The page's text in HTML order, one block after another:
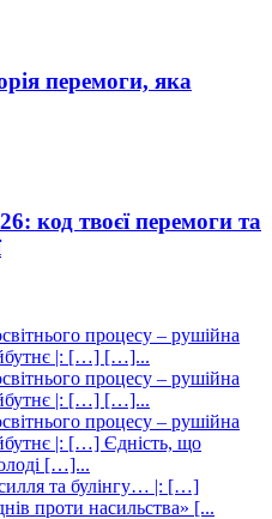
перемоги, яка
код твоєї перемоги та
процесу – рушійна
|: […] […]...
процесу – рушійна
|: […] […]...
процесу – рушійна
|: […] Єдність, що
[…]...
та булінгу… |: […]
проти насильства» [...